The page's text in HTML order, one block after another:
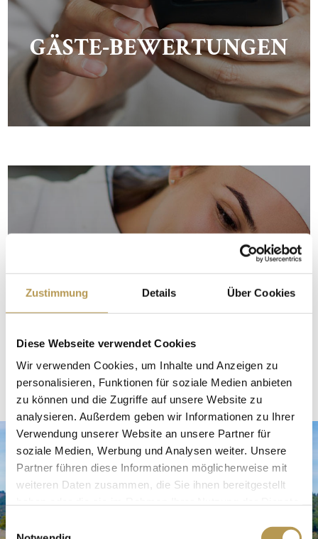
Zustimmung Details Über Cookies
Diese Webseite verwendet Cookies
Wir verwenden Cookies, um Inhalte und Anzeigen zu
personalisieren, Funktionen für soziale Medien anbieten
zu können und die Zugriffe auf unsere Website zu
analysieren. Außerdem geben wir Informationen zu Ihrer
Verwendung unserer Website an unsere Partner für
soziale Medien, Werbung und Analysen weiter. Unsere
Partner führen diese Informationen möglicherweise mit
weiteren Daten zusammen, die Sie ihnen bereitgestellt
Einwilligungsauswahl
GÄSTE-BEWERTUNGEN
KARRIERE